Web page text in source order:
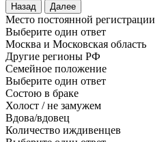
Назад Далее
Место постоянной регистрации
Выберите один ответ
Москва и Московская область
Другие регионы РФ
Семейное положение
Выберите один ответ
Состою в браке
Холост / не замужем
Вдова/вдовец
Количество иждивенцев